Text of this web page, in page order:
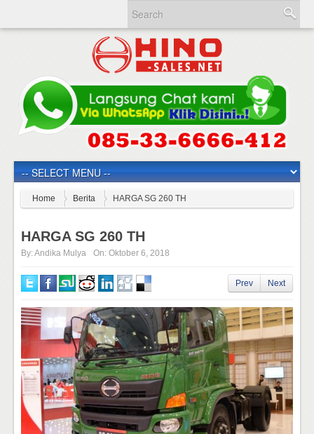
Home Berita HARGA SG 260 TH
HARGA SG 260 TH
By:Andika Mulya On: Oktober 6, 2018
Prev Next